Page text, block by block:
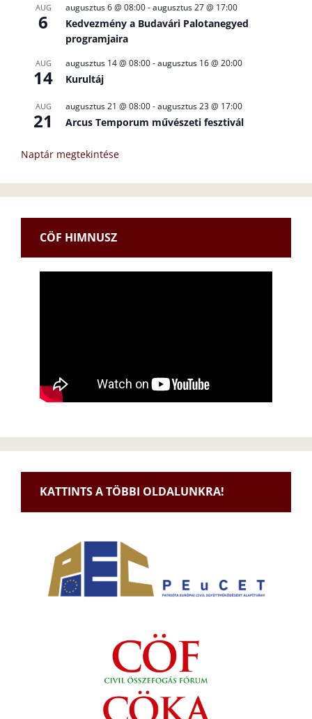
AUG
6
augusztus 6 @ 08:00-augusztus 27 @ 17:00
Kedvezmény a Budavári Palotanegyed
programjaira
AUG
14
augusztus 14 @ 08:00-augusztus 16 @ 20:00
Kurultáj
AUG
21
augusztus 21 @ 08:00-augusztus 23 @ 17:00
Arcus Temporum művészeti fesztivál
Naptár megtekintése
CÖF HIMNUSZ
KATTINTS A TÖBBI OLDALUNKRA!